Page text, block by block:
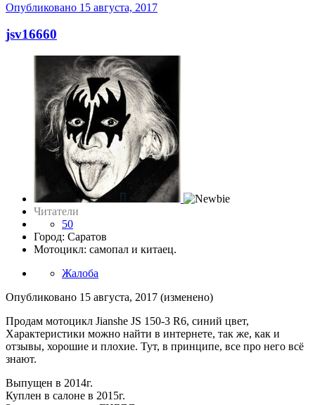
Опубликовано 15 августа, 2017
jsv16660
Читатели
50
Город: Саратов
Мотоцикл: самопал и китаец.
Жалоба
Опубликовано 15 августа, 2017 (изменено)
Продам мотоцикл Jianshe JS 150-3 R6, синий цвет,
Характеристики можно найти в интернете, так же, как и
отзывы, хорошие и плохие. Тут, в принципе, все про него всё
знают.
Выпущен в 2014г.
Куплен в салоне в 2015г.